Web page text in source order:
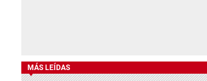
MÁS LEÍDAS